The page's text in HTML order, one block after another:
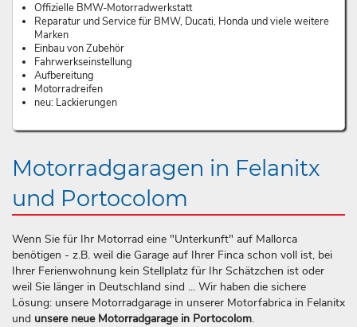
Offizielle BMW-Motorradwerkstatt
Reparatur und Service für BMW, Ducati, Honda und viele weitere
Marken
Einbau von Zubehör
Fahrwerkseinstellung
Aufbereitung
Motorradreifen
neu: Lackierungen
Motorradgaragen in Felanitx
und Portocolom
Wenn Sie für Ihr Motorrad eine "Unterkunft" auf Mallorca
benötigen - z.B. weil die Garage auf Ihrer Finca schon voll ist, bei
Ihrer Ferienwohnung kein Stellplatz für Ihr Schätzchen ist oder
weil Sie länger in Deutschland sind ... Wir haben die sichere
Lösung: unsere Motorradgarage in unserer Motorfabrica in Felanitx
und unsere neue Motorradgarage in Portocolom.